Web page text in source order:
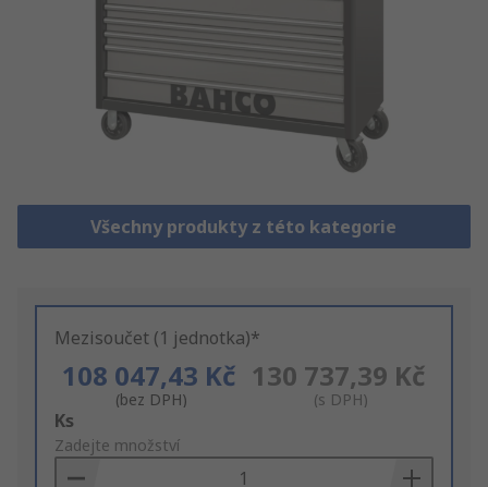
Všechny produkty z této kategorie
Mezisoučet (1 jednotka)*
108 047,43 Kč
(bez DPH)
130 737,39 Kč
(s DPH)
Add
to
Basket
Ks
Zadejte množství